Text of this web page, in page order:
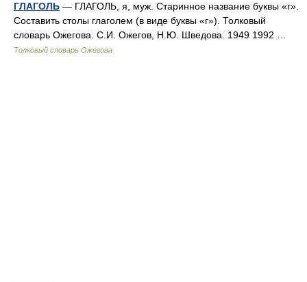
ГЛАГОЛЬ — ГЛАГОЛЬ, я, муж. Старинное название буквы «г».
Составить столы глаголем (в виде буквы «г»). Толковый
словарь Ожегова. С.И. Ожегов, Н.Ю. Шведова. 1949 1992 …
Толковый словарь Ожегова